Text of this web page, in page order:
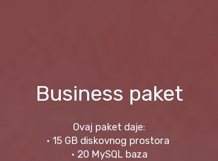
Business paket
Ovaj paket daje:
• 15 GB diskovnog prostora
• 20 MySQL baza